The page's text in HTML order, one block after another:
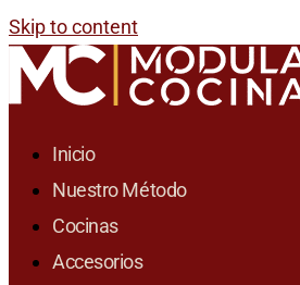
Skip to content
Inicio
Nuestro Método
Cocinas
Accesorios